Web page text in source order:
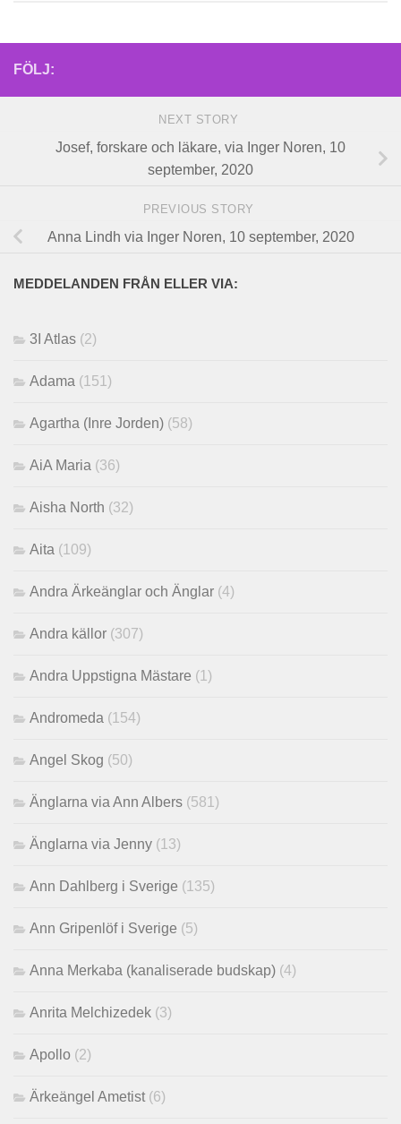
FÖLJ:
NEXT STORY
Josef, forskare och läkare, via Inger Noren, 10
september, 2020
PREVIOUS STORY
Anna Lindh via Inger Noren, 10 september, 2020
MEDDELANDEN FRÅN ELLER VIA:
3I Atlas (2)
Adama (151)
Agartha (Inre Jorden) (58)
AiA Maria (36)
Aisha North (32)
Aita (109)
Andra Ärkeänglar och Änglar (4)
Andra källor (307)
Andra Uppstigna Mästare (1)
Andromeda (154)
Angel Skog (50)
Änglarna via Ann Albers (581)
Änglarna via Jenny (13)
Ann Dahlberg i Sverige (135)
Ann Gripenlöf i Sverige (5)
Anna Merkaba (kanaliserade budskap) (4)
Anrita Melchizedek (3)
Apollo (2)
Ärkeängel Ametist (6)